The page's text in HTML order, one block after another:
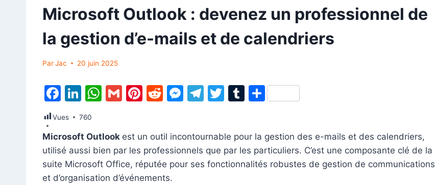
Microsoft Outlook : devenez un professionnel de
la gestion d’e-mails et de calendriers
ParJac 20 juin 2025
F
c
e
b
o
Li
n
k
e
dI
n
W
s
A
p
G
l
Pi
e
st
R
di
t
M
s
e
n
T
gr
a
m
T
er
T
bl
r
P
g
er
Vues 760
Microsoft Outlook est un outil incontournable pour la gestion des e-mails et des calendriers,
utilisé aussi bien par les professionnels que par les particuliers. C’est une composante clé de la
suite Microsoft Office, réputée pour ses fonctionnalités robustes de gestion de communications
et d’organisation d’événements.